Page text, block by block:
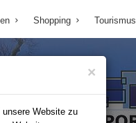
×
Website zu
Shopping Tourismus